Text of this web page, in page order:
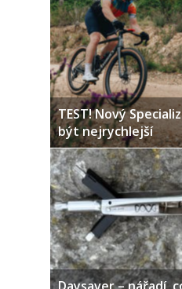
TEST! Nový
být nejrychlejší